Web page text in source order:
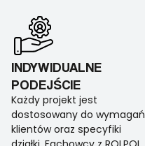
INDYWIDUALNE
PODEJŚCIE
Każdy projekt jest
dostosowany do wymagań
klientów oraz specyfiki